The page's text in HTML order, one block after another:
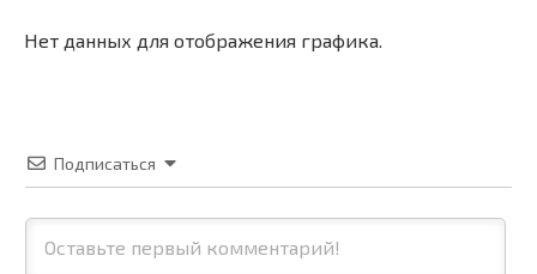
Нет данных для отображения графика.
Подписаться